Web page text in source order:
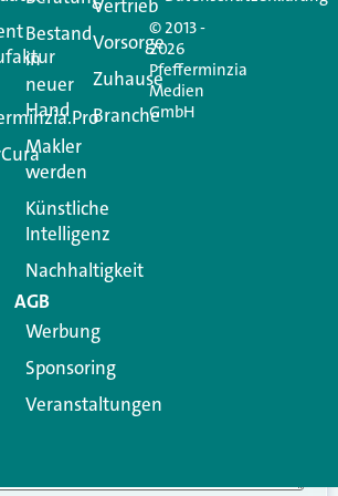
Sie einen
wird nicht veröffentlicht.
sind mit
Bestand
in
neuer
Hand
Makler
werden
Künstliche
Intelligenz
Nachhaltigkeit
AGB
Werbung
Sponsoring
Veranstaltungen
Vertrieb
Vorsorge
Zuhause
Branche
© 2013 -
2026
Pfefferminzia
Medien
GmbH